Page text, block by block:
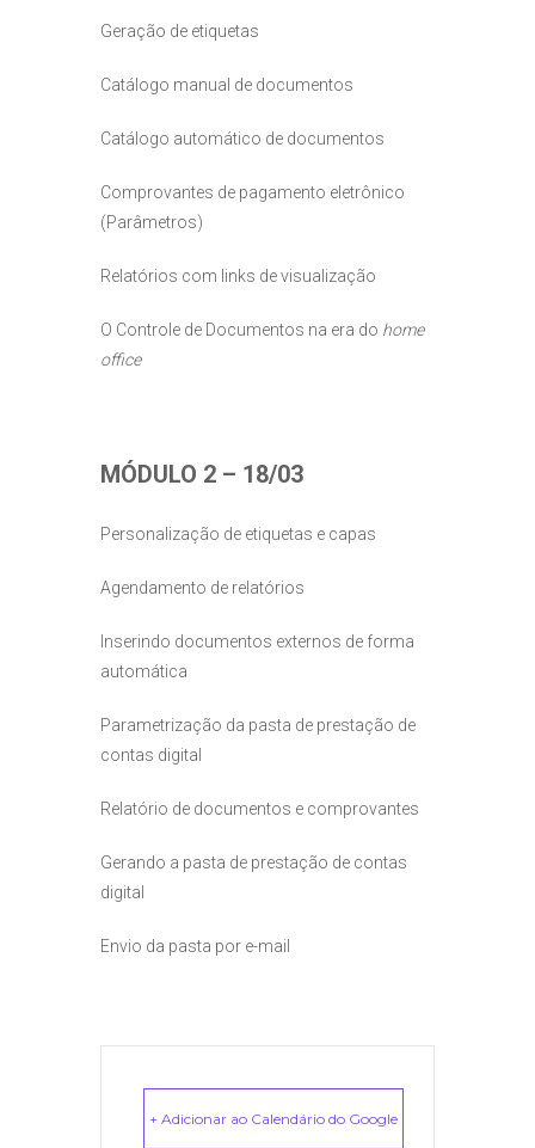
Geração de etiquetas
Catálogo manual de documentos
Catálogo automático de documentos
Comprovantes de pagamento eletrônico
(Parâmetros)
Relatórios com links de visualização
O Controle de Documentos na era do home
office
MÓDULO 2 – 18/03
Personalização de etiquetas e capas
Agendamento de relatórios
Inserindo documentos externos de forma
automática
Parametrização da pasta de prestação de
contas digital
Relatório de documentos e comprovantes
Gerando a pasta de prestação de contas
digital
Envio da pasta por e-mail
+ Adicionar ao Calendário do Google